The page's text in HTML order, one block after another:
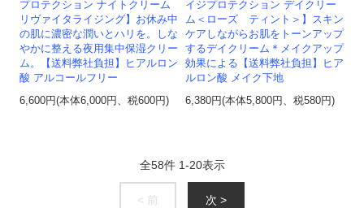
プロテクション ナイトクリーム
リヴァイタライジング】お休み中
の肌に濃密な潤いとハリを。しな
やかに整える夜用集中保湿クリー
ム。【送料弊社負担】ヒアルロン
酸 アルコールフリー
6,600円(本体6,000円、税600円)
イジプロテクション デイクリー
ム＜ローズ ティント＞】スキン
ケアしながらお肌をトーンアップ
するデイクリーム＊メイクアップ
効果による【送料弊社負担】ヒア
ルロン酸 メイク下地
6,380円(本体5,800円、税580円)
全58件 1-20表示
< 前 次 >